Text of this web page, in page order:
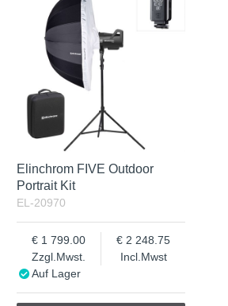
Elinchrom FIVE Outdoor
Portrait Kit
EL-20970
Zzgl.Mwst.
1 799.00
Incl.Mwst
2 248.75
Auf Lager